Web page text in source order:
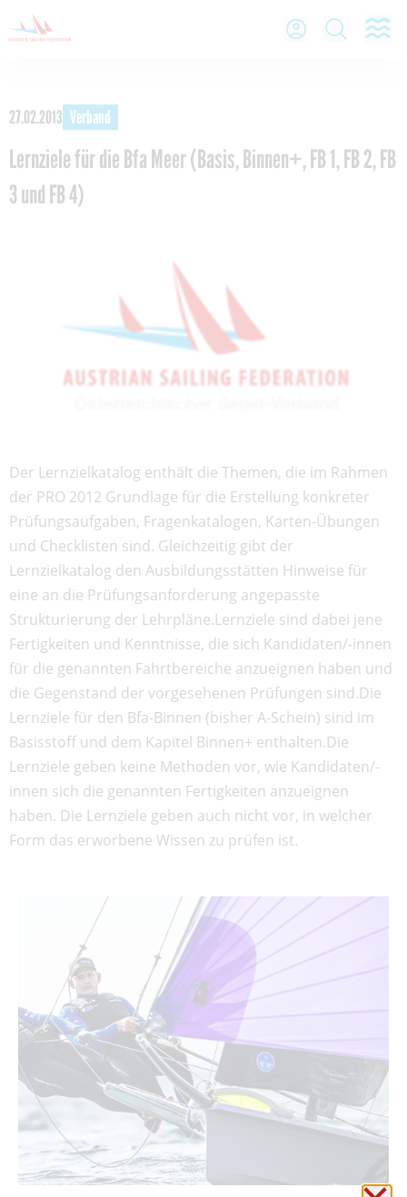
Open
27.02.2013 Verband
Lernziele für die Bfa Meer (Basis, Binnen+, FB 1, FB 2, FB
3 und FB 4)
Der Lernzielkatalog enthält die Themen, die im Rahmen
der PRO 2012 Grundlage für die Erstellung konkreter
Prüfungsaufgaben, Fragenkatalogen, Karten-Übungen
und Checklisten sind. Gleichzeitig gibt der
Lernzielkatalog den Ausbildungsstätten Hinweise für
eine an die Prüfungsanforderung angepasste
Strukturierung der Lehrpläne.Lernziele sind dabei jene
Fertigkeiten und Kenntnisse, die sich Kandidaten/-innen
für die genannten Fahrtbereiche anzueignen haben und
die Gegenstand der vorgesehenen Prüfungen sind.Die
Lernziele für den Bfa-Binnen (bisher A-Schein) sind im
Basisstoff und dem Kapitel Binnen+ enthalten.Die
Lernziele geben keine Methoden vor, wie Kandidaten/-
innen sich die genannten Fertigkeiten anzueignen
haben. Die Lernziele geben auch nicht vor, in welcher
Form das erworbene Wissen zu prüfen ist.